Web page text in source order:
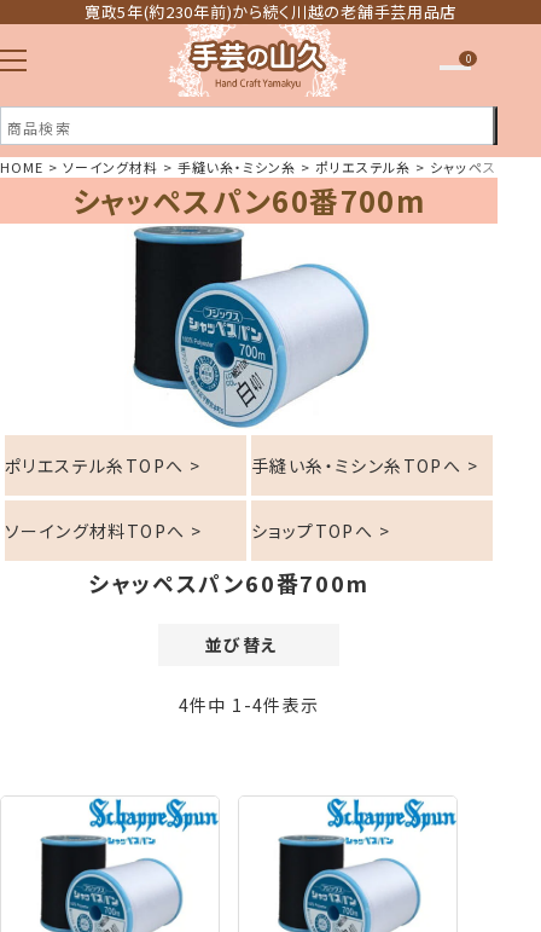
寛政5年(約230年前)から続く川越の老舗手芸用品店
注文履歴
ほしい物リスト
0
HOME ソーイング材料 手縫い糸・ミシン糸 ポリエステル糸 シャッペスパン
シャッペスパン60番700m
ポリエステル糸TOPへ > 手縫い糸・ミシン糸TOPへ >
ソーイング材料TOPへ > ショップTOPへ >
シャッペスパン60番700m
並び替え
価格が高い順
おすすめ順
レビュー順
4件中 1 -4件表示